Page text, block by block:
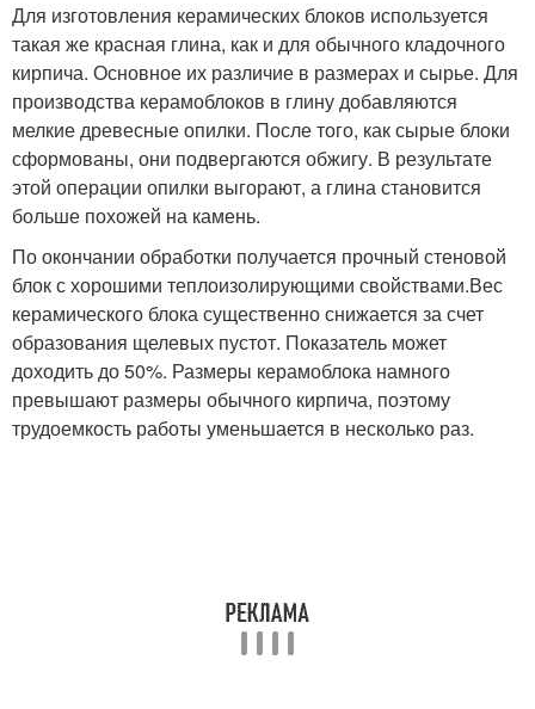
Для изготовления керамических блоков используется
такая же красная глина, как и для обычного кладочного
кирпича. Основное их различие в размерах и сырье. Для
производства керамоблоков в глину добавляются
мелкие древесные опилки. После того, как сырые блоки
сформованы, они подвергаются обжигу. В результате
этой операции опилки выгорают, а глина становится
больше похожей на камень.
По окончании обработки получается прочный стеновой
блок с хорошими теплоизолирующими свойствами.Вес
керамического блока существенно снижается за счет
образования щелевых пустот. Показатель может
доходить до 50%. Размеры керамоблока намного
превышают размеры обычного кирпича, поэтому
трудоемкость работы уменьшается в несколько раз.